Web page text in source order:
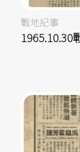
戰地記事
1965.10.30